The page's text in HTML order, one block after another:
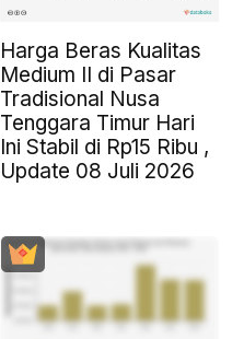
Harga Beras Kualitas
Medium II di Pasar
Tradisional Nusa
Tenggara Timur Hari
Ini Stabil di Rp15 Ribu ,
Update 08 Juli 2026